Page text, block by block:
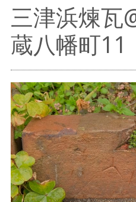
三津浜煉瓦
蔵八幡町11